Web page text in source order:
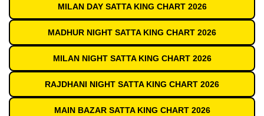
MILAN DAY SATTA KING CHART 2026
MADHUR NIGHT SATTA KING CHART 2026
MILAN NIGHT SATTA KING CHART 2026
RAJDHANI NIGHT SATTA KING CHART 2026
MAIN BAZAR SATTA KING CHART 2026